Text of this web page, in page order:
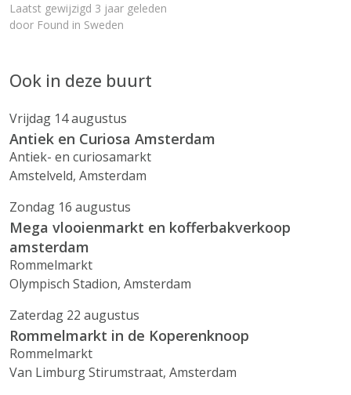
Laatst gewijzigd 3 jaar geleden
door Found in Sweden
Ook in deze buurt
Vrijdag 14 augustus
Antiek en Curiosa Amsterdam
Antiek- en curiosamarkt
Amstelveld, Amsterdam
Zondag 16 augustus
Mega vlooienmarkt en kofferbakverkoop
amsterdam
Rommelmarkt
Olympisch Stadion, Amsterdam
Zaterdag 22 augustus
Rommelmarkt in de Koperenknoop
Rommelmarkt
Van Limburg Stirumstraat, Amsterdam